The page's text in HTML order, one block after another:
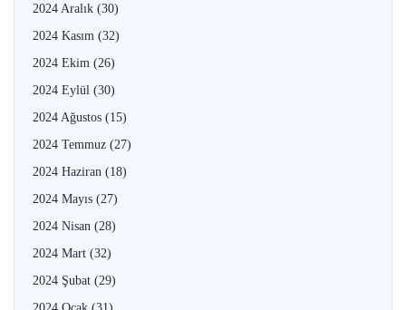
2024 Aralık (30)
2024 Kasım (32)
2024 Ekim (26)
2024 Eylül (30)
2024 Ağustos (15)
2024 Temmuz (27)
2024 Haziran (18)
2024 Mayıs (27)
2024 Nisan (28)
2024 Mart (32)
2024 Şubat (29)